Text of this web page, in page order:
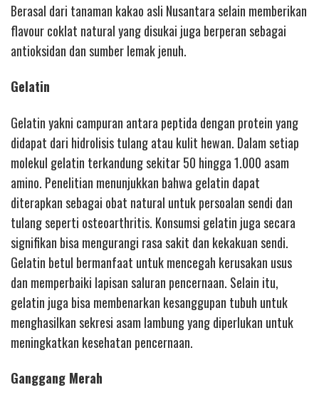
Berasal dari tanaman kakao asli Nusantara selain memberikan
flavour coklat natural yang disukai juga berperan sebagai
antioksidan dan sumber lemak jenuh.
Gelatin
Gelatin yakni campuran antara peptida dengan protein yang
didapat dari hidrolisis tulang atau kulit hewan. Dalam setiap
molekul gelatin terkandung sekitar 50 hingga 1.000 asam
amino. Penelitian menunjukkan bahwa gelatin dapat
diterapkan sebagai obat natural untuk persoalan sendi dan
tulang seperti osteoarthritis. Konsumsi gelatin juga secara
signifikan bisa mengurangi rasa sakit dan kekakuan sendi.
Gelatin betul bermanfaat untuk mencegah kerusakan usus
dan memperbaiki lapisan saluran pencernaan. Selain itu,
gelatin juga bisa membenarkan kesanggupan tubuh untuk
menghasilkan sekresi asam lambung yang diperlukan untuk
meningkatkan kesehatan pencernaan.
Ganggang Merah